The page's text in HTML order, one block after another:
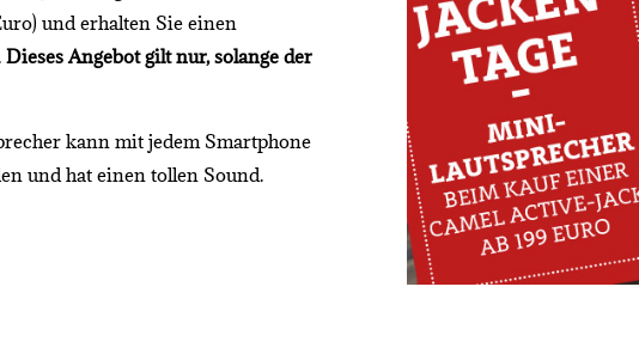
und erhalten Sie einen
Dieses Angebot gilt nur, solange der
kann mit jedem Smartphone
und hat einen tollen Sound.